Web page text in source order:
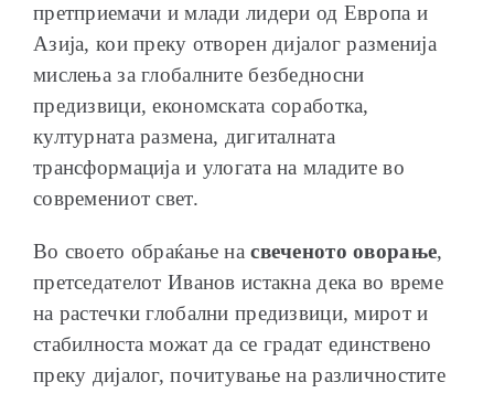
претприемачи и млади лидери од Европа и
Азија, кои преку отворен дијалог разменија
мислења за глобалните безбедносни
предизвици, економската соработка,
културната размена, дигиталната
трансформација и улогата на младите во
современиот свет.
Во своето обраќање на свеченото оворање,
претседателот Иванов истакна дека во време
на растечки глобални предизвици, мирот и
стабилноста можат да се градат единствено
преку дијалог, почитување на различностите